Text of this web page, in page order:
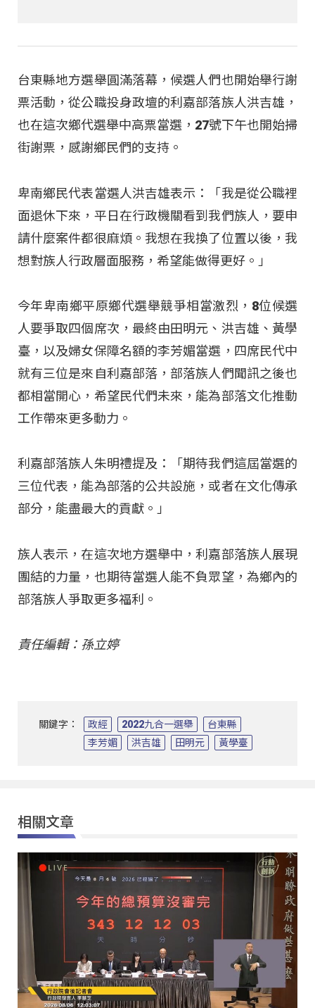
台東縣地方選舉圓滿落幕，候選人們也開始舉行謝
票活動，從公職投身政壇的利嘉部落族人洪吉雄，
也在這次鄉代選舉中高票當選，27號下午也開始掃
街謝票，感謝鄉民們的支持。
卑南鄉民代表當選人洪吉雄表示：「我是從公職裡
面退休下來，平日在行政機關看到我們族人，要申
請什麼案件都很麻煩。我想在我換了位置以後，我
想對族人行政層面服務，希望能做得更好。」
今年卑南鄉平原鄉代選舉競爭相當激烈，8位候選
人要爭取四個席次，最終由田明元、洪吉雄、黃學
臺，以及婦女保障名額的李芳媚當選，四席民代中
就有三位是來自利嘉部落，部落族人們聞訊之後也
都相當開心，希望民代們未來，能為部落文化推動
工作帶來更多動力。
利嘉部落族人朱明禮提及：「期待我們這屆當選的
三位代表，能為部落的公共設施，或者在文化傳承
部分，能盡最大的貢獻。」
族人表示，在這次地方選舉中，利嘉部落族人展現
團結的力量，也期待當選人能不負眾望，為鄉內的
部落族人爭取更多福利。
責任編輯：孫立婷
關鍵字： 政經 2022九合一選舉
台東縣
李芳媚
洪吉雄 田明元 黃學臺
相關文章